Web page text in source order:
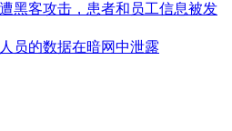
黑客攻击，患者和员工信息被发
员的数据在暗网中泄露